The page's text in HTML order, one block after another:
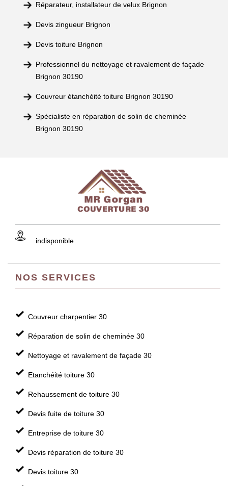
Réparateur, installateur de velux Brignon
Devis zingueur Brignon
Devis toiture Brignon
Professionnel du nettoyage et ravalement de façade
Brignon 30190
Couvreur étanchéité toiture Brignon 30190
Spécialiste en réparation de solin de cheminée
Brignon 30190
indisponible
NOS SERVICES
Couvreur charpentier 30
Réparation de solin de cheminée 30
Nettoyage et ravalement de façade 30
Etanchéité toiture 30
Rehaussement de toiture 30
Devis fuite de toiture 30
Entreprise de toiture 30
Devis réparation de toiture 30
Devis toiture 30